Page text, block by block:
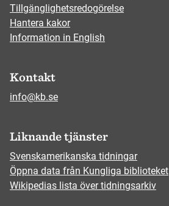
Tillgänglighetsredogörelse
Hantera kakor
Information in English
Kontakt
info@kb.se
Liknande tjänster
Svenskamerikanska tidningar
Öppna data från Kungliga biblioteket
Wikipedias lista över tidningsarkiv